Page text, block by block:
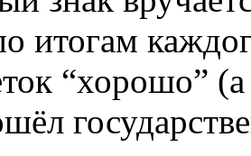
итогам
“хорошо”